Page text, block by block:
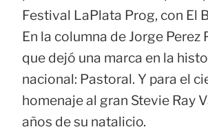
Festival LaPlata Prog, con El
En la columna de Jorge Perez
que dejó una marca en la
nacional: Pastoral. Y para el
homenaje al gran Stevie Ray
años de su natalicio.